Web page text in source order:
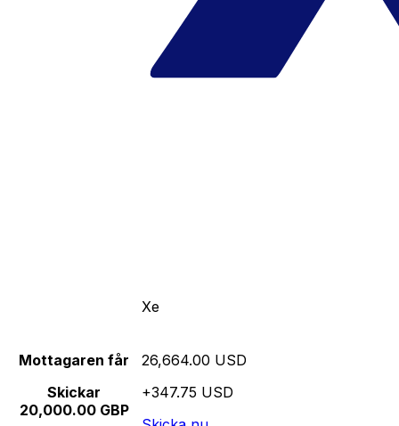
Xe
Mottagaren får
Skickar
20,000.00 GBP
26,664.00 USD
+347.75 USD